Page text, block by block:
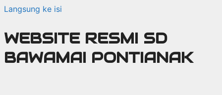
Langsung ke isi
WEBSITE RESMI SD
BAWAMAI PONTIANAK